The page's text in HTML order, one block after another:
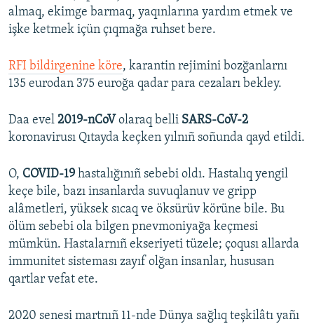
almaq, ekimge barmaq, yaqınlarına yardım etmek ve
işke ketmek içün çıqmağa ruhset bere.
RFI bildirgenine köre, karantin rejimini bozğanlarnı
135 eurodan 375 euroğa qadar para cezaları bekley.
Daa evel 2019-nCoV olaraq belli SARS-CoV-2
koronavirusı Qıtayda keçken yılnıñ soñunda qayd etildi.
O, COVID-19 hastalığınıñ sebebi oldı. Hastalıq yengil
keçe bile, bazı insanlarda suvuqlanuv ve gripp
alâmetleri, yüksek sıcaq ve öksürüv körüne bile. Bu
ölüm sebebi ola bilgen pnevmoniyağa keçmesi
mümkün. Hastalarnıñ ekseriyeti tüzele; çoqusı allarda
immunitet sisteması zayıf olğan insanlar, hususan
qartlar vefat ete.
2020 senesi martnıñ 11-nde Dünya sağlıq teşkilâtı yañı